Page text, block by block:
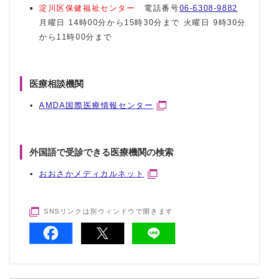
淀川区保健福祉センター 電話番号06-6308-9882
月曜日 14時00分から15時30分まで 火曜日 9時30分
から11時00分まで
医療相談機関
AMDA国際医療情報センター
外国語で受診できる医療機関の検索
おおさかメディカルネット
SNSリンクは別ウィンドウで開きます